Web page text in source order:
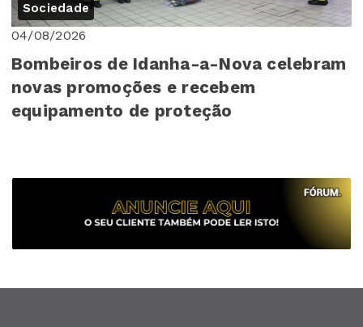
Sociedade
04/08/2026
Bombeiros de Idanha-a-Nova celebram
novas promoções e recebem
equipamento de proteção